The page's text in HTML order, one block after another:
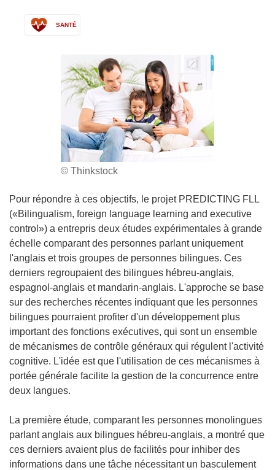
SANTÉ
© Thinkstock
Pour répondre à ces objectifs, le projet PREDICTING FLL
(«Bilingualism, foreign language learning and executive
control») a entrepris deux études expérimentales à grande
échelle comparant des personnes parlant uniquement
l'anglais et trois groupes de personnes bilingues. Ces
derniers regroupaient des bilingues hébreu-anglais,
espagnol-anglais et mandarin-anglais. L'approche se base
sur des recherches récentes indiquant que les personnes
bilingues pourraient profiter d'un développement plus
important des fonctions exécutives, qui sont un ensemble
de mécanismes de contrôle généraux qui régulent l'activité
cognitive. L'idée est que l'utilisation de ces mécanismes à
portée générale facilite la gestion de la concurrence entre
deux langues.
La première étude, comparant les personnes monolingues
parlant anglais aux bilingues hébreu-anglais, a montré que
ces derniers avaient plus de facilités pour inhiber des
informations dans une tâche nécessitant un basculement